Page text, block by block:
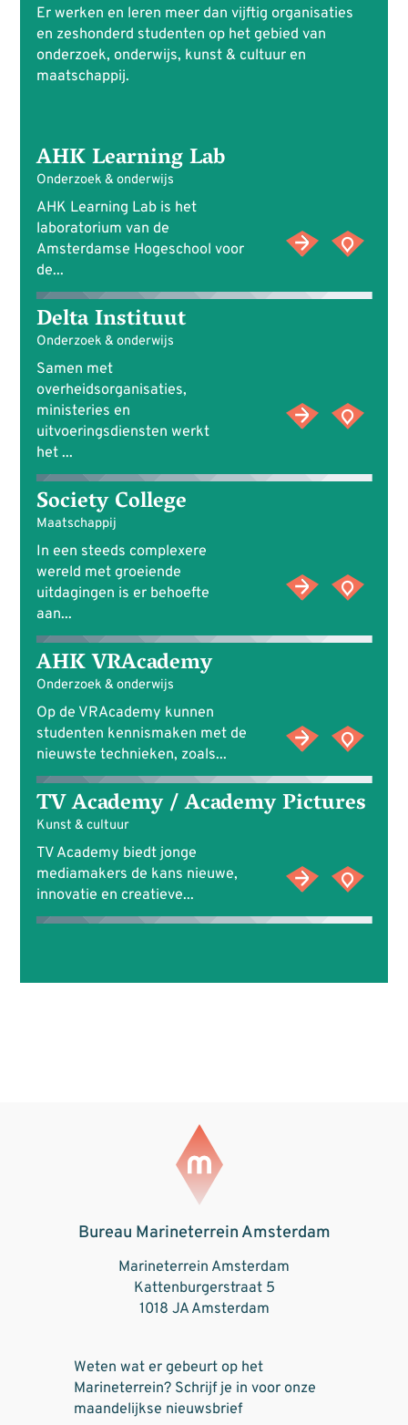
Er werken en leren meer dan vijftig organisaties
en zeshonderd studenten op het gebied van
onderzoek, onderwijs, kunst & cultuur en
maatschappij.
AHK Learning Lab
Onderzoek & onderwijs
AHK Learning Lab is het
laboratorium van de
Amsterdamse Hogeschool voor
de...
Delta Instituut
Onderzoek & onderwijs
Samen met
overheidsorganisaties,
ministeries en
uitvoeringsdiensten werkt
het ...
Society College
Maatschappij
In een steeds complexere
wereld met groeiende
uitdagingen is er behoefte
aan...
AHK VRAcademy
Onderzoek & onderwijs
Op de VRAcademy kunnen
studenten kennismaken met de
nieuwste technieken, zoals...
TV Academy / Academy Pictures
Kunst & cultuur
TV Academy biedt jonge
mediamakers de kans nieuwe,
innovatie en creatieve...
Bureau Marineterrein Amsterdam
Marineterrein Amsterdam
Kattenburgerstraat 5
1018 JA Amsterdam
Weten wat er gebeurt op het
Marineterrein? Schrijf je in voor onze
maandelijkse nieuwsbrief